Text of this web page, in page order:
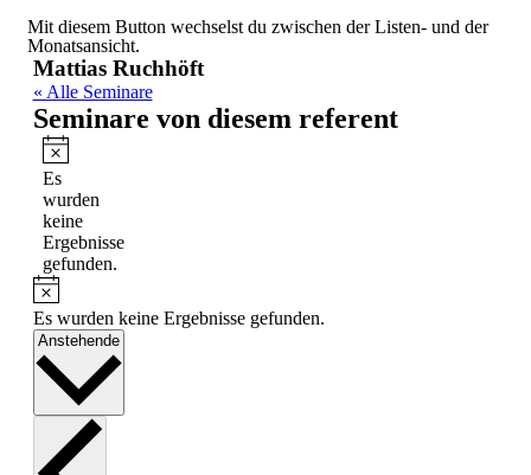
Mit diesem Button wechselst du zwischen der Listen- und der
Monatsansicht.
Mattias Ruchhöft
« Alle Seminare
Seminare von diesem referent
Hinweis
Es
wurden
keine
Ergebnisse
gefunden.
Hinweis
Es wurden keine Ergebnisse gefunden.
Anstehende Datum